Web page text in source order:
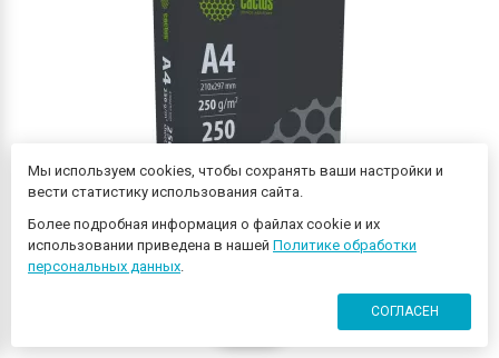
Бумага Cactus CS-LPA4250250 A4 марка A/250г/м2/250л./
белый CIE170% для лазерной печати
Мы используем cookies, чтобы сохранять ваши настройки и
вести статистику использования сайта.
Более подробная информация о файлах cookie и их
использовании приведена в нашей Политике обработки
персональных данных.
СОГЛАСЕН